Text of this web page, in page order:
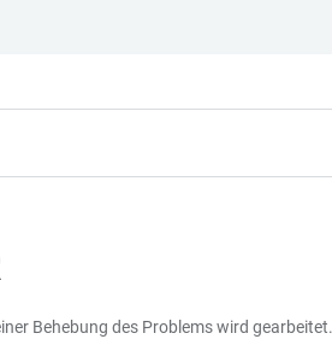
Behebung des Problems wird gearbeitet.